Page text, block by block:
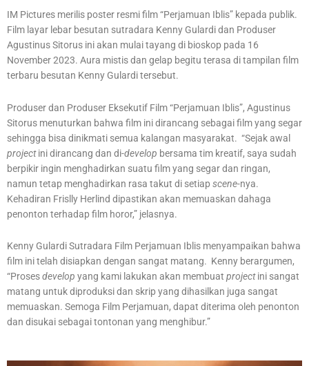
IM Pictures merilis poster resmi film “Perjamuan Iblis” kepada publik.
Film layar lebar besutan sutradara Kenny Gulardi dan Produser
Agustinus Sitorus ini akan mulai tayang di bioskop pada 16
November 2023. Aura mistis dan gelap begitu terasa di tampilan film
terbaru besutan Kenny Gulardi tersebut.
Produser dan Produser Eksekutif Film “Perjamuan Iblis”, Agustinus
Sitorus menuturkan bahwa film ini dirancang sebagai film yang segar
sehingga bisa dinikmati semua kalangan masyarakat. “Sejak awal
projectini dirancang dan di-develop bersama tim kreatif, saya sudah
berpikir ingin menghadirkan suatu film yang segar dan ringan,
namun tetap menghadirkan rasa takut di setiap scene-nya.
Kehadiran Frislly Herlind dipastikan akan memuaskan dahaga
penonton terhadap film horor,” jelasnya.
Kenny Gulardi Sutradara Film Perjamuan Iblis menyampaikan bahwa
film ini telah disiapkan dengan sangat matang. Kenny berargumen,
“Prosesdevelop yang kami lakukan akan membuat projectini sangat
matang untuk diproduksi dan skrip yang dihasilkan juga sangat
memuaskan. Semoga Film Perjamuan, dapat diterima oleh penonton
dan disukai sebagai tontonan yang menghibur.”